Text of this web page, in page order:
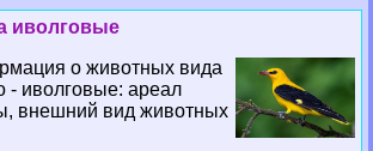
иволговые
о животных вида
- иволговые: ареал
внешний вид животных